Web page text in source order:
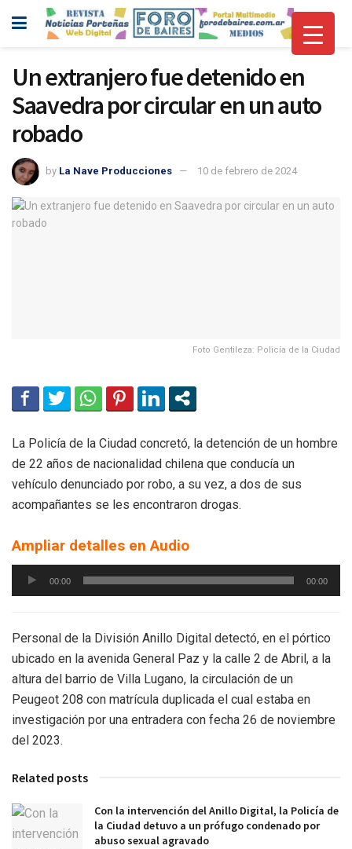
Un extranjero fue detenido en
Saavedra por circular en un auto
robado
by La Nave Producciones 10 de febrero de 2024
Foto Gentileza: Policía de la Ciudad
La Policía de la Ciudad concretó, la detención de un hombre
de 22 años de nacionalidad chilena que conducía un
vehículo denunciado por robo, a su vez, a dos de sus
acompañantes se les encontraron drogas.
Ampliar detalles en Audio
Reproductor
de
00:00 00:00
Personal de la División Anillo Digital detectó, en el pórtico
ubicado en la avenida General Paz y la calle 2 de Abril, a la
altura del barrio de Villa Lugano, la circulación de un
Peugeot 208 con matrícula duplicada el cual estaba en
investigación por una entradera con fecha 26 de noviembre
del 2023.
Related posts
Con la intervención del Anillo Digital, la Policía de
la Ciudad detuvo a un prófugo condenado por
abuso sexual agravado